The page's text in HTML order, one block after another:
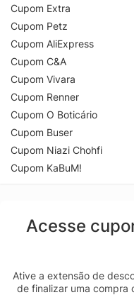
Cupom Extra
Cupom Petz
Cupom AliExpress
Cupom C&A
Cupom Vivara
Cupom Renner
Cupom O Boticário
Cupom Buser
Cupom Niazi Chohfi
Cupom KaBuM!
Acesse
Ative a extensão de
de finalizar uma compra